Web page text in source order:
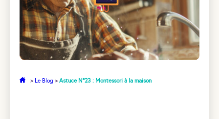
> Le Blog > Astuce N°23 : Montessori à la maison